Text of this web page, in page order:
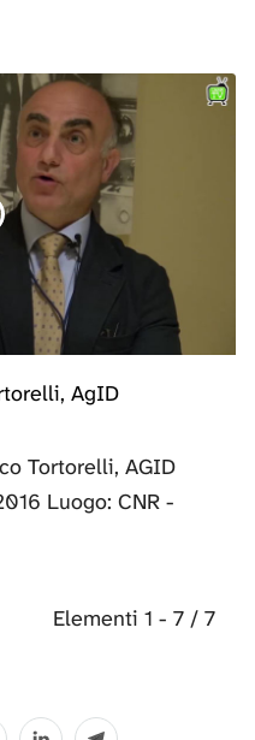
AgID
Tortorelli, AGID
Luogo: CNR -
Elementi 1 - 7 / 7